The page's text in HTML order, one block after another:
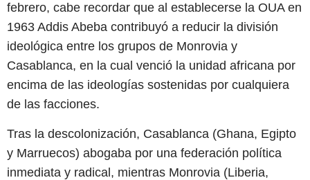
febrero, cabe recordar que al establecerse la OUA en
1963 Addis Abeba contribuyó a reducir la división
ideológica entre los grupos de Monrovia y
Casablanca, en la cual venció la unidad africana por
encima de las ideologías sostenidas por cualquiera
de las facciones.
Tras la descolonización, Casablanca (Ghana, Egipto
y Marruecos) abogaba por una federación política
inmediata y radical, mientras Monrovia (Liberia,